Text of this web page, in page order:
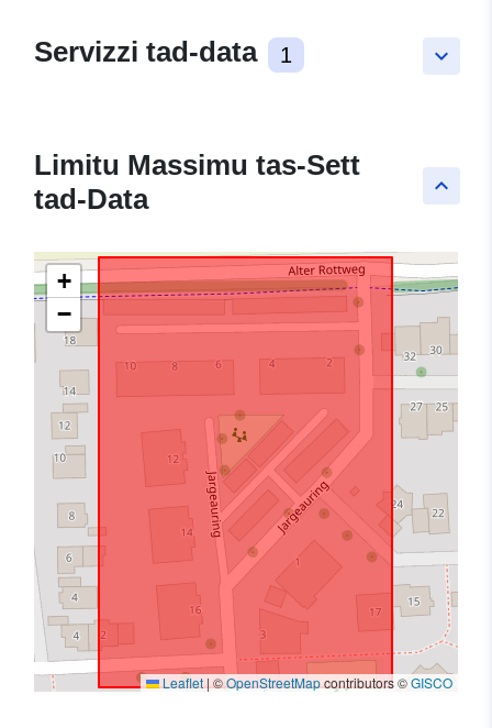
keyboard_arrow_down
Servizzi tad-data 1
keyboard_arrow_up
Limitu Massimu tas-Sett
tad-Data
+
−
Leaflet | ©OpenStreetMapcontributors ©GISCO